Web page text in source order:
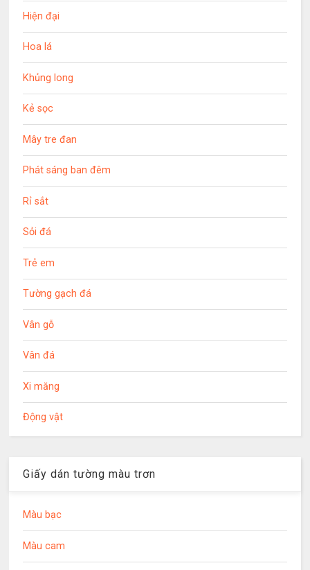
Hiện đại
Hoa lá
Khủng long
Kẻ sọc
Mây tre đan
Phát sáng ban đêm
Rỉ sắt
Sỏi đá
Trẻ em
Tường gạch đá
Vân gỗ
Vân đá
Xi măng
Động vật
Giấy dán tường màu trơn
Màu bạc
Màu cam